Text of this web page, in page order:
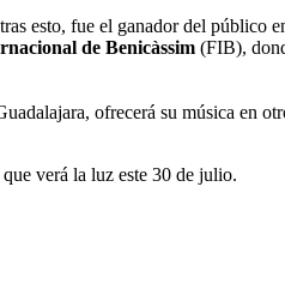
esto, fue el ganador del público
de Benicàssim (FIB),
ofrecerá su música en
que verá la luz este 30 de julio.